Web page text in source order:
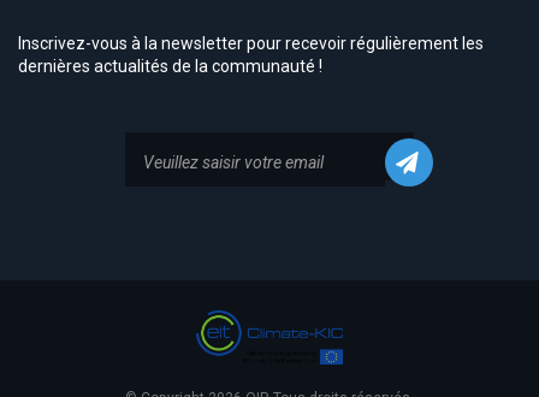
Inscrivez-vous à la newsletter pour recevoir régulièrement les
dernières actualités de la communauté !